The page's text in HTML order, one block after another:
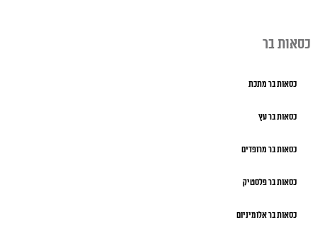
כסאות בר
כסאות בר מתכת
כסאות בר עץ
כסאות בר מרופדים
כסאות בר פלסטיק
כסאות בר אלומיניום